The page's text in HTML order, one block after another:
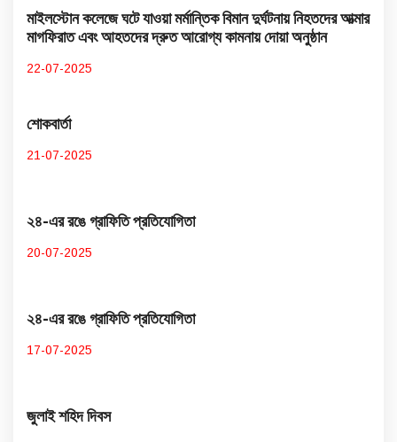
মাইলস্টোন কলেজে ঘটে যাওয়া মর্মান্তিক বিমান দুর্ঘটনায় নিহতদের আত্মার
মাগফিরাত এবং আহতদের দ্রুত আরোগ্য কামনায় দোয়া অনুষ্ঠান
22-07-2025
শোকবার্তা
21-07-2025
২৪-এর রঙে গ্রাফিতি প্রতিযোগিতা
20-07-2025
২৪-এর রঙে গ্রাফিতি প্রতিযোগিতা
17-07-2025
জুলাই শহিদ দিবস